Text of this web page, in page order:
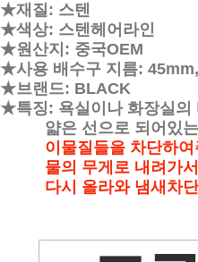
★재질: 스텐
★색상: 스텐헤어라인
★원산지: 중국OEM
★사용 배수구 지름:
★브랜드: BLACK
★특징: 욕실이나 화장실의
얇은 선으로 되어있는
이물질들을 차단하여주
물의 무게로 내려가서
다시 올라와 냄새차단